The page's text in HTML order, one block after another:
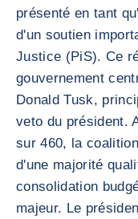
présenté en tant
d'un soutien
Justice (PiS). Ce
gouvernement
Donald Tusk,
veto du président.
sur 460, la
d'une majorité
consolidation
majeur. Le